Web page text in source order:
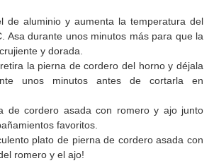
de aluminio y aumenta la temperatura del
Asa durante unos minutos más para que la
y dorada.
la pierna de cordero del horno y déjala
unos minutos antes de cortarla en
de cordero asada con romero y ajo junto
favoritos.
plato de pierna de cordero asada con
romero y el ajo!